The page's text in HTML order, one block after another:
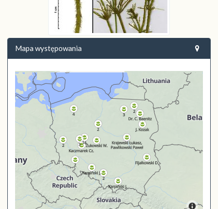
Mapa występowania